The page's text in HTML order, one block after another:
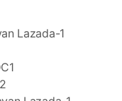
Lazada-1